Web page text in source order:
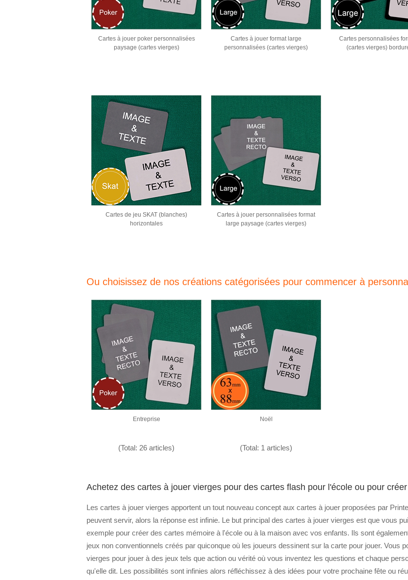
Cartes à jouer poker personnalisées
paysage (cartes vierges)
Cartes à jouer format large
personnalisées (cartes vierges)
Cartes personnalisées
(cartes vierges)
Cartes de jeu SKAT (blanches)
horizontales
Cartes à jouer personnalisées format
large paysage (cartes vierges)
Ou choisissez de nos créations catégorisées pour commencer à
Entreprise
(Total: 26 articles)
Noël
(Total: 1 articles)
Achetez des cartes à jouer vierges pour des cartes flash pour l'école ou pour
Les cartes à jouer vierges apportent un tout nouveau concept aux cartes à jouer proposées par
peuvent servir, alors la réponse est infinie. Le but principal des cartes à jouer vierges est que vous
exemple pour créer des cartes mémoire à l'école ou à la maison avec vos enfants. Ils sont
jeux non conventionnels créés par quiconque où les joueurs dessinent sur la carte pour jouer. Vous
vierges pour jouer à des jeux tels que action ou vérité où vous inventez les questions et chaque
qu'elle dit. Les possibilités sont infinies alors réfléchissez à des idées pour votre prochaine fête ou